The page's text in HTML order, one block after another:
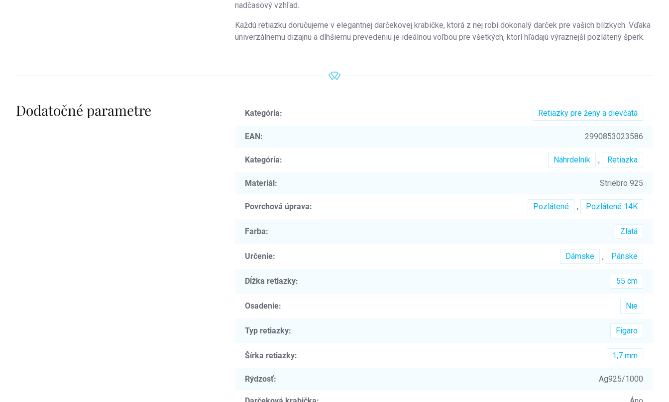
nadčasový vzhľad.
Každú retiazku doručujeme v elegantnej darčekovej krabičke, ktorá z nej robí dokonalý darček pre vašich blízkych. Vďaka
univerzálnemu dizajnu a dlhšiemu prevedeniu je ideálnou voľbou pre všetkých, ktorí hľadajú výraznejší pozlátený šperk.
Dodatočné parametre Kategória: Retiazky pre ženy a dievčatá
EAN: 2990853023586
Kategória: Náhrdelník , Retiazka
Materiál: Striebro 925
Povrchová úprava: Pozlátené , Pozlátené 14K
Farba: Zlatá
Určenie: Dámske , Pánske
Dĺžka retiazky: 55 cm
Osadenie: Nie
Typ retiazky: Figaro
Šírka retiazky: 1,7 mm
Rýdzosť: Ag925/1000